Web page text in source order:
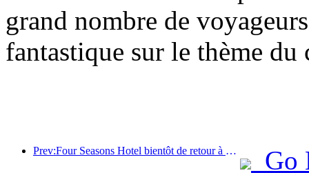
grand nombre de
fantastique sur le thème du
Prev:Four Seasons Hotel bientôt de retour à Shanghai sur Huaihai Middle Road, Huangpu District
Go